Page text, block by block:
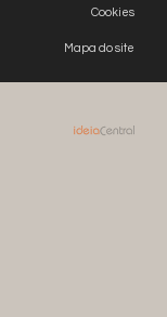
Cookies
Mapa do site